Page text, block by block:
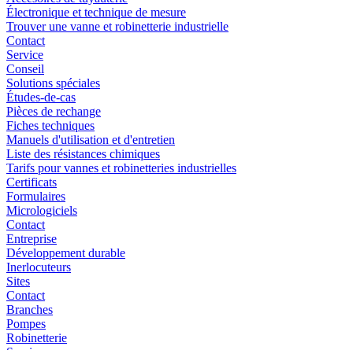
Électronique et technique de mesure
Trouver une vanne et robinetterie industrielle
Contact
Service
Conseil
Solutions spéciales
Études-de-cas
Pièces de rechange
Fiches techniques
Manuels d'utilisation et d'entretien
Liste des résistances chimiques
Tarifs pour vannes et robinetteries industrielles
Certificats
Formulaires
Micrologiciels
Contact
Entreprise
Développement durable
Inerlocuteurs
Sites
Contact
Branches
Pompes
Robinetterie